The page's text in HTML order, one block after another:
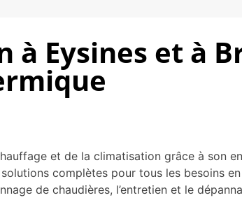
Eysines et à
et de la climatisation grâce à
complètes pour tous les besoins
de chaudières, l’entretien et le